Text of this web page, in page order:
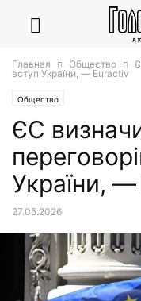
Главная Общество
вступ України, — Euractiv
Общество
ЄС
України,
27.05.2026